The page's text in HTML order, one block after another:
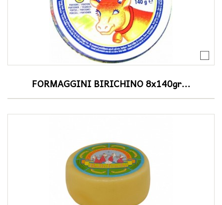
FORMAGGINI BIRICHINO 8x140gr...